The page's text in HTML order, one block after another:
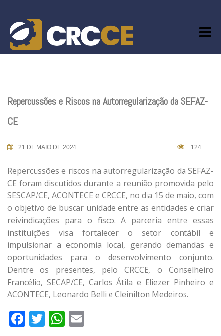
content
Repercussões e Riscos na Autorregularização da SEFAZ-
CE
21 DE MAIO DE 2024 124
Repercussões e riscos na autorregularização da SEFAZ-
CE foram discutidos durante a reunião promovida pelo
SESCAP/CE, ACONTECE e CRCCE, no dia 15 de maio, com
o objetivo de buscar unidade entre as entidades e criar
reivindicações para o fisco. A parceria entre essas
instituições visa fortalecer o setor contábil e
impulsionar a economia local, gerando demandas e
oportunidades para o desenvolvimento conjunto.
Dentre os presentes, pelo CRCCE, o Conselheiro
Francélio, SECAP/CE, Carlos Átila e Eliezer Pinheiro e
ACONTECE, Leonardo Belli e Cleinilton Medeiros.
Facebook
TwitterWhatsApp